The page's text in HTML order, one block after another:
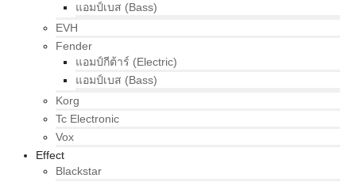
แอมป์เบส (Bass)
EVH
Fender
แอมป์กีต้าร์ (Electric)
แอมป์เบส (Bass)
Korg
Tc Electronic
Vox
Effect
Blackstar